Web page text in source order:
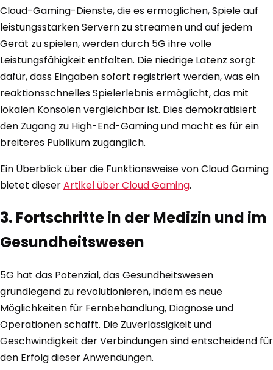
Cloud-Gaming-Dienste, die es ermöglichen, Spiele auf
leistungsstarken Servern zu streamen und auf jedem
Gerät zu spielen, werden durch 5G ihre volle
Leistungsfähigkeit entfalten. Die niedrige Latenz sorgt
dafür, dass Eingaben sofort registriert werden, was ein
reaktionsschnelles Spielerlebnis ermöglicht, das mit
lokalen Konsolen vergleichbar ist. Dies demokratisiert
den Zugang zu High-End-Gaming und macht es für ein
breiteres Publikum zugänglich.
Ein Überblick über die Funktionsweise von Cloud Gaming
bietet dieserArtikel über Cloud Gaming.
3. Fortschritte in der Medizin und im
Gesundheitswesen
5G hat das Potenzial, das Gesundheitswesen
grundlegend zu revolutionieren, indem es neue
Möglichkeiten für Fernbehandlung, Diagnose und
Operationen schafft. Die Zuverlässigkeit und
Geschwindigkeit der Verbindungen sind entscheidend für
den Erfolg dieser Anwendungen.